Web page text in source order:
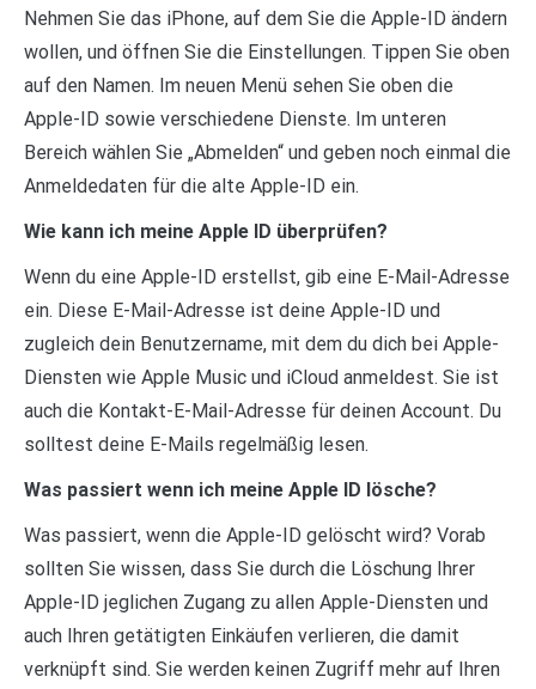
Nehmen Sie das iPhone, auf dem Sie die Apple-ID ändern
wollen, und öffnen Sie die Einstellungen. Tippen Sie oben
auf den Namen. Im neuen Menü sehen Sie oben die
Apple-ID sowie verschiedene Dienste. Im unteren
Bereich wählen Sie „Abmelden“ und geben noch einmal die
Anmeldedaten für die alte Apple-ID ein.
Wie kann ich meine Apple ID überprüfen?
Wenn du eine Apple-ID erstellst, gib eine E-Mail-Adresse
ein. Diese E-Mail-Adresse ist deine Apple-ID und
zugleich dein Benutzername, mit dem du dich bei Apple-
Diensten wie Apple Music und iCloud anmeldest. Sie ist
auch die Kontakt-E-Mail-Adresse für deinen Account. Du
solltest deine E-Mails regelmäßig lesen.
Was passiert wenn ich meine Apple ID lösche?
Was passiert, wenn die Apple-ID gelöscht wird? Vorab
sollten Sie wissen, dass Sie durch die Löschung Ihrer
Apple-ID jeglichen Zugang zu allen Apple-Diensten und
auch Ihren getätigten Einkäufen verlieren, die damit
verknüpft sind. Sie werden keinen Zugriff mehr auf Ihren